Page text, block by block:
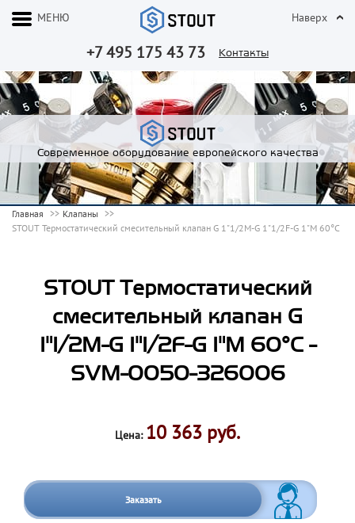
+7 495 175 43 73 Контакты
МЕНЮ Наверх
Современное оборудование европейского качества
Главная
Клапаны
STOUT Термостатический смесительный клапан G 1"1/2M-G 1"1/2F-G 1"M 60°С
STOUT Термостатический
смесительный клапан G
1"1/2M-G 1"1/2F-G 1"M 60°С -
SVM-0050-326006
Цена: 10 363 руб.
Заказать